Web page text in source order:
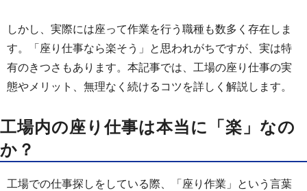
しかし、実際には座って作業を行う職種も数多く存在しま
す。「座り仕事なら楽そう」と思われがちですが、実は特
有のきつさもあります。本記事では、工場の座り仕事の実
態やメリット、無理なく続けるコツを詳しく解説します。
工場内の座り仕事は本当に「楽」なの
か？
工場での仕事探しをしている際、「座り作業」という言葉